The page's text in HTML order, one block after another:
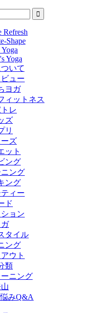
Refresh
Shape
Yoga
いて
ュー
ヨガ
ィットネス
レ
ズ
リ
ズ
ット
ング
ニング
ング
ィー
ド
ョン
ガ
タイル
ング
ウト
類
ニング
みQ&A